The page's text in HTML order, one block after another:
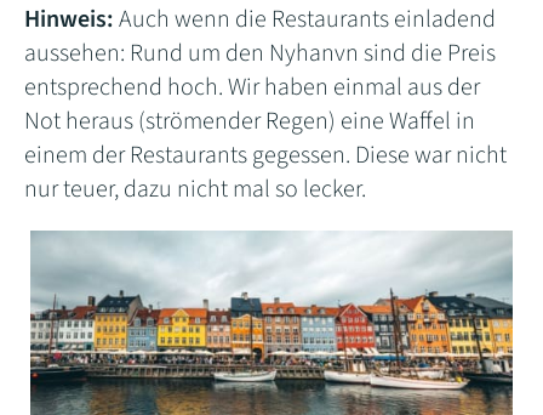
Hinweis:Auch wenn die Restaurants einladend
aussehen: Rund um den Nyhanvn sind die Preis
entsprechend hoch. Wir haben einmal aus der
Not heraus (strömender Regen) eine Waffel in
einem der Restaurants gegessen. Diese war nicht
nur teuer, dazu nicht mal so lecker.